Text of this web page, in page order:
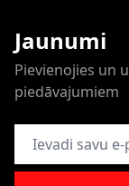
Jaunumi
Pievienojies un
piedāvajumiem
E-pasta adrese